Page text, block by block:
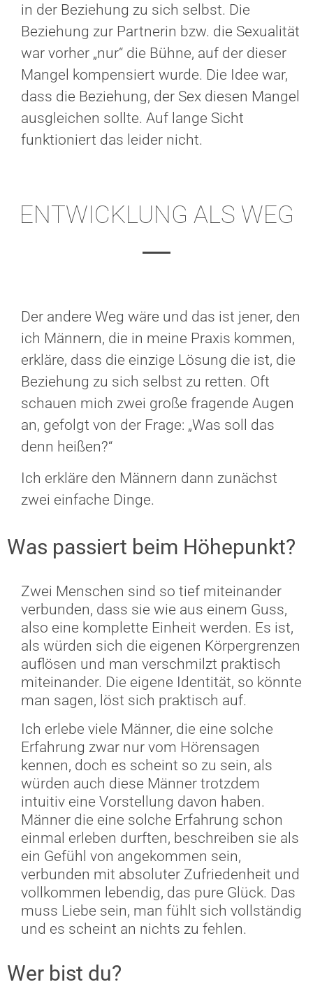
in der Beziehung zu sich selbst. Die
Beziehung zur Partnerin bzw. die Sexualität
war vorher „nur“ die Bühne, auf der dieser
Mangel kompensiert wurde. Die Idee war,
dass die Beziehung, der Sex diesen Mangel
ausgleichen sollte. Auf lange Sicht
funktioniert das leider nicht.
ENTWICKLUNG ALS WEG
Der andere Weg wäre und das ist jener, den
ich Männern, die in meine Praxis kommen,
erkläre, dass die einzige Lösung die ist, die
Beziehung zu sich selbst zu retten. Oft
schauen mich zwei große fragende Augen
an, gefolgt von der Frage: „Was soll das
denn heißen?“
Ich erkläre den Männern dann zunächst
zwei einfache Dinge.
Was passiert beim Höhepunkt?
Zwei Menschen sind so tief miteinander
verbunden, dass sie wie aus einem Guss,
also eine komplette Einheit werden. Es ist,
als würden sich die eigenen Körpergrenzen
auflösen und man verschmilzt praktisch
miteinander. Die eigene Identität, so könnte
man sagen, löst sich praktisch auf.
Ich erlebe viele Männer, die eine solche
Erfahrung zwar nur vom Hörensagen
kennen, doch es scheint so zu sein, als
würden auch diese Männer trotzdem
intuitiv eine Vorstellung davon haben.
Männer die eine solche Erfahrung schon
einmal erleben durften, beschreiben sie als
ein Gefühl von angekommen sein,
verbunden mit absoluter Zufriedenheit und
vollkommen lebendig, das pure Glück. Das
muss Liebe sein, man fühlt sich vollständig
und es scheint an nichts zu fehlen.
Wer bist du?